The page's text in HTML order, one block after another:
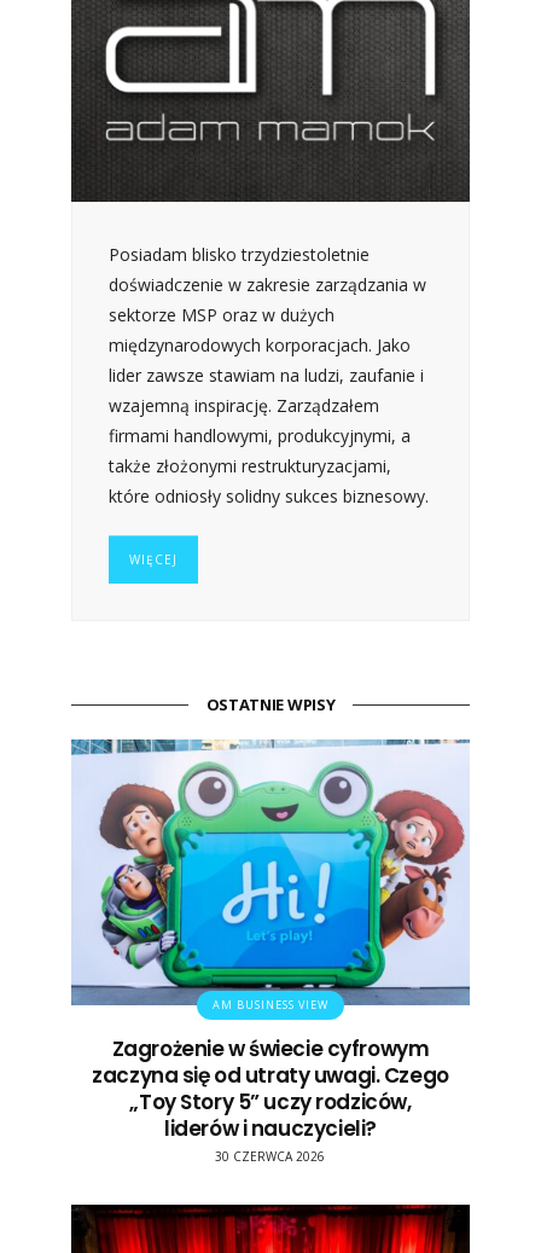
Posiadam blisko trzydziestoletnie
doświadczenie w zakresie zarządzania w
sektorze MSP oraz w dużych
międzynarodowych korporacjach. Jako
lider zawsze stawiam na ludzi, zaufanie i
wzajemną inspirację. Zarządzałem
firmami handlowymi, produkcyjnymi, a
także złożonymi restrukturyzacjami,
które odniosły solidny sukces biznesowy.
WIĘCEJ
OSTATNIE WPISY
AM BUSINESS VIEW
Zagrożenie w świecie cyfrowym
zaczyna się od utraty uwagi. Czego
„Toy Story 5” uczy rodziców,
liderów i nauczycieli?
30 CZERWCA 2026